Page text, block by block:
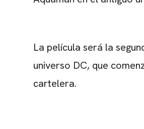
La película será la
universo DC, que
cartelera.